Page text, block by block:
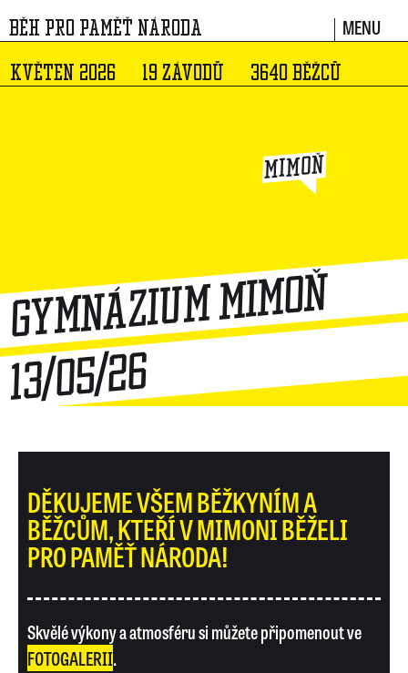
BĚH PRO PAMĚŤ NÁRODA MENU
KVĚTEN 2026 19 ZÁVODŮ 3640 BĚŽCŮ
Gymnázium Mimoň
13/05/26
MIMOŇ
DĚKUJEME VŠEM BĚŽKYNÍM A
BĚŽCŮM, KTEŘÍ V MIMONI BĚŽELI
PRO PAMĚŤ NÁRODA!
Skvělé výkony a atmosféru si můžete připomenout ve
FOTOGALERII.